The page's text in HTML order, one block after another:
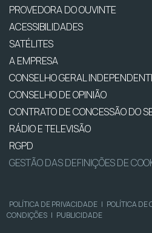
PROVEDORA DO OUVINTE
ACESSIBILIDADES
SATÉLITES
A EMPRESA
CONSELHO GERAL
CONSELHO DE OPINIÃO
CONTRATO DE CONCESSÃO DO
RÁDIO E TELEVISÃO
RGPD
GESTÃO DAS DEFINIÇÕES DE
POLÍTICA DE PRIVACIDADE | POLÍTICA DE
CONDIÇÕES | PUBLICIDADE